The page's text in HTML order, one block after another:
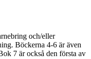
och/eller
Böckerna 4-6 är även
7 är också den första av